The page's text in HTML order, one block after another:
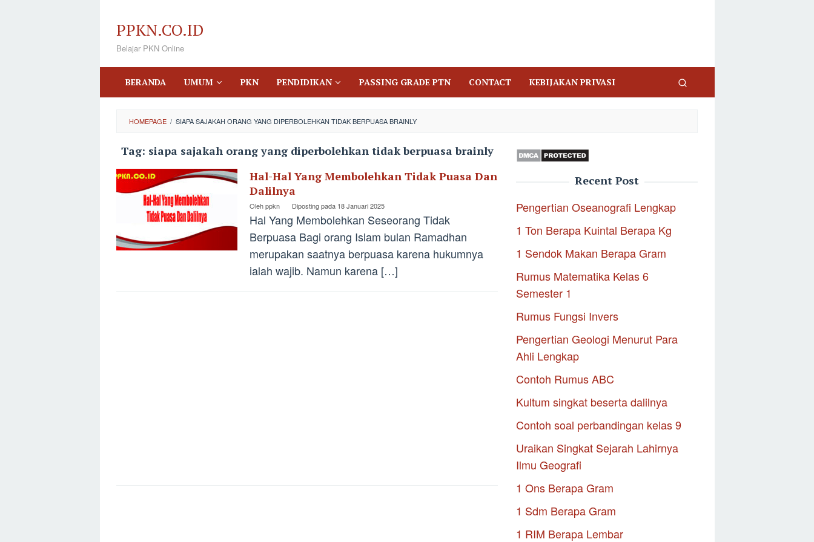
konten
PPKN.CO.ID
Belajar PKN Online
BERANDA UMUM PKN PENDIDIKAN PASSING GRADE PTN CONTACT KEBIJAKAN PRIVASI
HOMEPAGE / SIAPA SAJAKAH ORANG YANG DIPERBOLEHKAN TIDAK BERPUASA BRAINLY
Tag: siapa sajakah orang yang diperbolehkan tidak berpuasa brainly
Hal-Hal Yang Membolehkan Tidak Puasa Dan
Dalilnya
Olehppkn Diposting pada 18 Januari 2025
Hal Yang Membolehkan Seseorang Tidak
Berpuasa Bagi orang Islam bulan Ramadhan
merupakan saatnya berpuasa karena hukumnya
ialah wajib. Namun karena […]
Recent Post
Pengertian Oseanografi Lengkap
1 Ton Berapa Kuintal Berapa Kg
1 Sendok Makan Berapa Gram
Rumus Matematika Kelas 6
Semester 1
Rumus Fungsi Invers
Pengertian Geologi Menurut Para
Ahli Lengkap
Contoh Rumus ABC
Kultum singkat beserta dalilnya
Contoh soal perbandingan kelas 9
Uraikan Singkat Sejarah Lahirnya
Ilmu Geografi
1 Ons Berapa Gram
1 Sdm Berapa Gram
1 RIM Berapa Lembar